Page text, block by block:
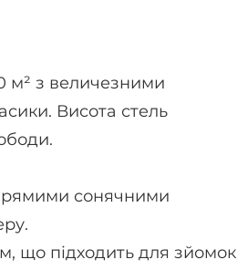
м² з величезними
Висота стель
сонячними
що підходить для зйомок